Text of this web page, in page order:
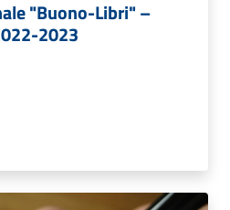
"Buono-Libri" –
2023